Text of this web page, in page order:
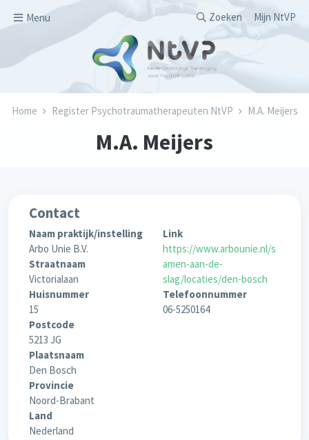
Menu
Secondary
Zoeken Mijn NtVP
Kruimelpad
Home Register Psychotraumatherapeuten NtVP M.A. Meijers
M.A. Meijers
Contact
Naam praktijk/instelling
Arbo Unie B.V.
Straatnaam
Victorialaan
Huisnummer
15
Postcode
5213 JG
Plaatsnaam
Den Bosch
Provincie
Noord-Brabant
Land
Nederland
Link
https://www.arbounie.nl/s
amen-aan-de-
slag/locaties/den-bosch
Telefoonnummer
06-5250164